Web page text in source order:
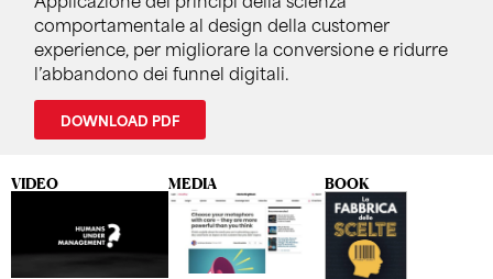
comportamentale al design della customer
experience, per migliorare la conversione e ridurre
l’abbandono dei funnel digitali.
DOWNLOAD PDF
VIDEO MEDIA BOOK